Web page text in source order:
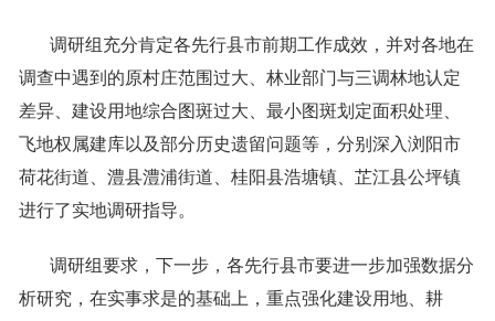
调研组充分肯定各先行县市前期工作成效，并对各地在
调查中遇到的原村庄范围过大、林业部门与三调林地认定
差异、建设用地综合图斑过大、最小图斑划定面积处理、
飞地权属建库以及部分历史遗留问题等，分别深入浏阳市
荷花街道、澧县澧浦街道、桂阳县浩塘镇、芷江县公坪镇
进行了实地调研指导。
调研组要求，下一步，各先行县市要进一步加强数据分
析研究，在实事求是的基础上，重点强化建设用地、耕